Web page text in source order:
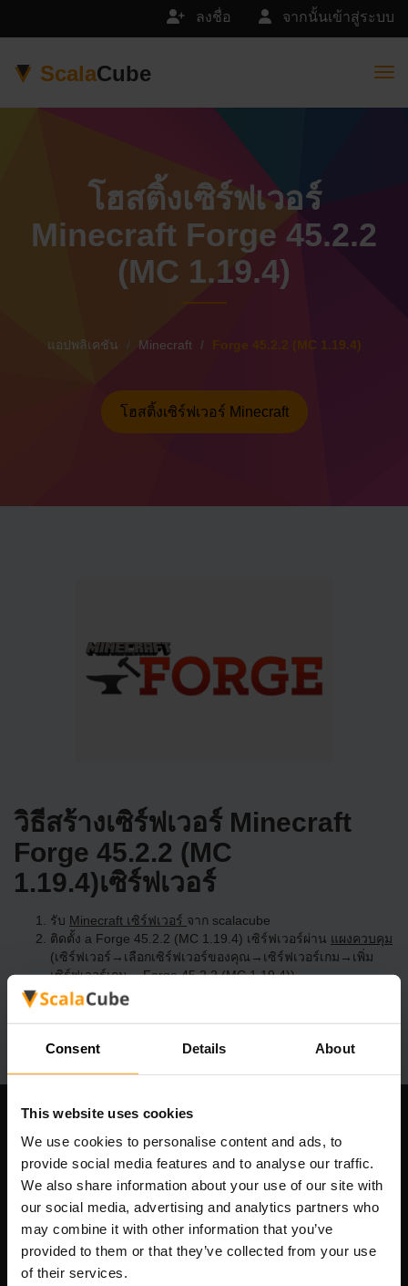
Consent Details About
This website uses cookies
We use cookies to personalise content and ads, to
provide social media features and to analyse our traffic.
We also share information about your use of our site with
our social media, advertising and analytics partners who
may combine it with other information that you’ve
provided to them or that they’ve collected from your use
of their services.
จากนั้นเข้าสู่ระบบ
ลงชื่อ
ScalaCube
โฮสติ้งเซิร์ฟเวอร์
Minecraft Forge 45.2.2
(MC 1.19.4)
แอปพลิเคชัน Minecraft Forge 45.2.2 (MC 1.19.4)
โฮสติ้งเซิร์ฟเวอร์ Minecraft
วิธีสร้างเซิร์ฟเวอร์ Minecraft
Forge 45.2.2 (MC
1.19.4)เซิร์ฟเวอร์
รับ Minecraft เซิร์ฟเวอร์ จาก scalacube
ติดตั้ง a Forge 45.2.2 (MC 1.19.4) เซิร์ฟเวอร์ผ่าน แผงควบคุม
(เซิร์ฟเวอร์→เลือกเซิร์ฟเวอร์ของคุณ→เซิร์ฟเวอร์เกม→เพิ่ม
เซิร์ฟเวอร์เกม→ Forge 45.2.2 (MC 1.19.4))
สนุกกับการเล่นบนเซิร์ฟเวอร์!
Scalable Hosting Solutions OÜ
เลขที่จดทะเบียน: 14652605
เลขที่ผู้เสียภาษี: EE102133820
ที่อยู่: Harju maakond, Tallinn, Kesklinna linnaosa,